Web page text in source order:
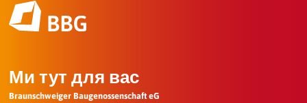
Ми тут для вас
Braunschweiger Baugenossenschaft eG